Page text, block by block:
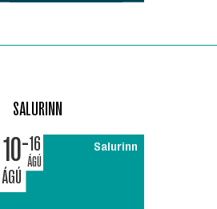
SALURINN
10
ÁGÚ
16
ÁGÚ
Salurinn